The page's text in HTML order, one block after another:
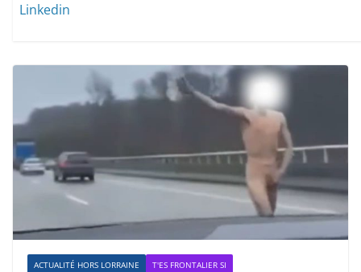
Linkedin
ACTUALITÉ HORS LORRAINE T'ES FRONTALIER SI